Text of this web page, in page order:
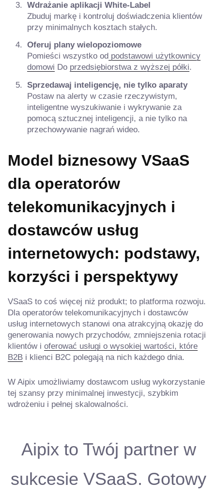
Wdrażanie aplikacji White-Label
Zbuduj markę i kontroluj doświadczenia klientów
przy minimalnych kosztach stałych.
Oferuj plany wielopoziomowe
Pomieści wszystko od podstawowi użytkownicy
domowi Do przedsiębiorstwa z wyższej półki.
Sprzedawaj inteligencję, nie tylko aparaty
Postaw na alerty w czasie rzeczywistym,
inteligentne wyszukiwanie i wykrywanie za
pomocą sztucznej inteligencji, a nie tylko na
przechowywanie nagrań wideo.
Model biznesowy VSaaS
dla operatorów
telekomunikacyjnych i
dostawców usług
internetowych: podstawy,
korzyści i perspektywy
VSaaS to coś więcej niż produkt; to platforma rozwoju.
Dla operatorów telekomunikacyjnych i dostawców
usług internetowych stanowi ona atrakcyjną okazję do
generowania nowych przychodów, zmniejszenia rotacji
klientów i oferować usługi o wysokiej wartości, które
B2B i klienci B2C polegają na nich każdego dnia.
W Aipix umożliwiamy dostawcom usług wykorzystanie
tej szansy przy minimalnej inwestycji, szybkim
wdrożeniu i pełnej skalowalności.
Aipix to Twój partner w
sukcesie VSaaS. Gotowy